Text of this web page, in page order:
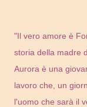
"Il vero amore è
storia della madre
Aurora è una
lavoro che, un
l'uomo che sarà il